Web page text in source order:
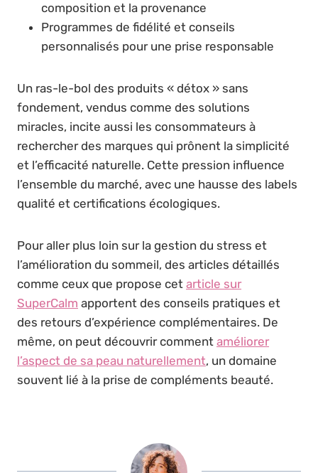
composition et la provenance
Programmes de fidélité et conseils
personnalisés pour une prise responsable
Un ras-le-bol des produits « détox » sans
fondement, vendus comme des solutions
miracles, incite aussi les consommateurs à
rechercher des marques qui prônent la simplicité
et l’efficacité naturelle. Cette pression influence
l’ensemble du marché, avec une hausse des labels
qualité et certifications écologiques.
Pour aller plus loin sur la gestion du stress et
l’amélioration du sommeil, des articles détaillés
comme ceux que propose cet article sur
SuperCalm apportent des conseils pratiques et
des retours d’expérience complémentaires. De
même, on peut découvrir comment améliorer
l’aspect de sa peau naturellement, un domaine
souvent lié à la prise de compléments beauté.